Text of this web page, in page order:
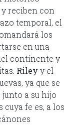
y reciben con
temporal, el
los
en una
continente y
Riley y el
ya que se
junto a su hijo
fe es, a los